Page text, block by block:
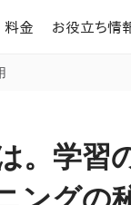
AIロープレ
学習の科学に
現場スキル
ュー記事でご紹介し
料金 お役立ち情
資料を無料でご提
と基本情報
。学習